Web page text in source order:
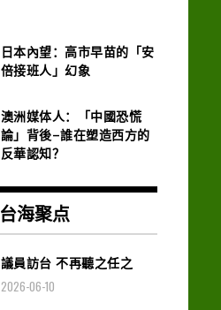
日本內望：高市早苗的「安
倍接班人」幻象
澳洲媒体人：「中國恐慌
論」背後–誰在塑造西方的
反華認知？
台海聚点
議員訪台 不再聽之任之
2026-06-10